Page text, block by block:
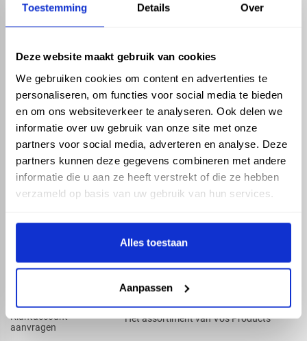
Toestemming Details Over
Deze website maakt gebruik van cookies
We gebruiken cookies om content en advertenties te
personaliseren, om functies voor social media te bieden
en om ons websiteverkeer te analyseren. Ook delen we
informatie over uw gebruik van onze site met onze
partners voor social media, adverteren en analyse. Deze
partners kunnen deze gegevens combineren met andere
informatie die u aan ze heeft verstrekt of die ze hebben
verzameld op basis van uw gebruik van hun services.
Alles toestaan
Aanpassen
ASSORTIMENT
Hemelwaterafvoer
Drukleiding
Beregening
Dak en gevel
KENNIS EN HULP
Klantenservice
Kennisbank
Klantaccount
aanvragen
PRODUCTCATALOGUS 2026
Het assortiment van Vos Products
phone_enabled +31 416 75 02 55
mail info@vosproducts.nl
check_circleDé bouwmarkt van Altena
check_circle Direct uit grote voorraad geleverd met eigen transport
check_circleLevering in NL en BE